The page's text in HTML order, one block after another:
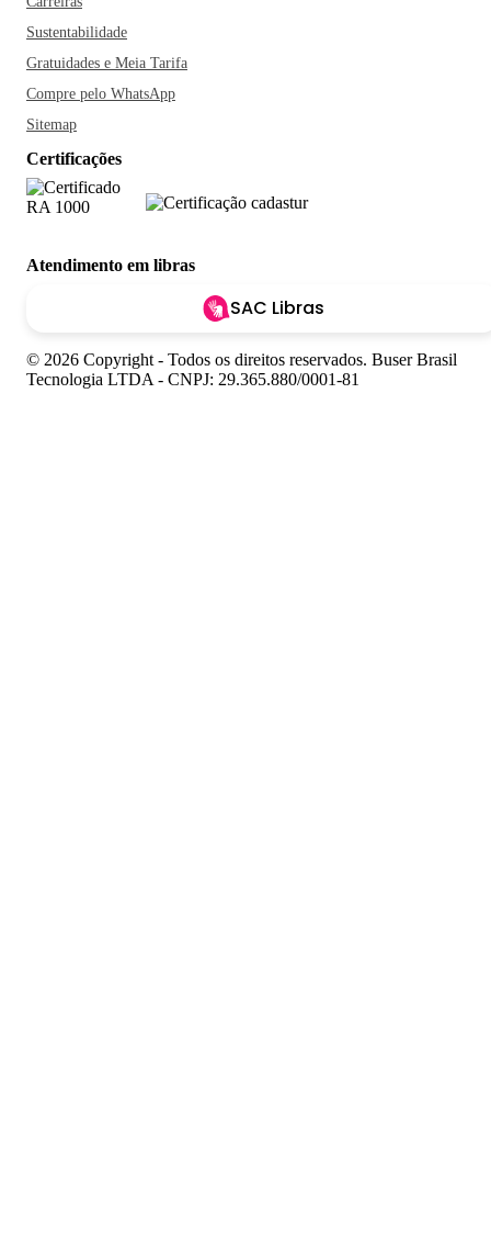
Sustentabilidade
Gratuidades e Meia Tarifa
Compre pelo WhatsApp
Sitemap
Certificações
Atendimento em libras
SAC Libras
© 2026 Copyright - Todos os direitos reservados. Buser Brasil
Tecnologia LTDA - CNPJ: 29.365.880/0001-81